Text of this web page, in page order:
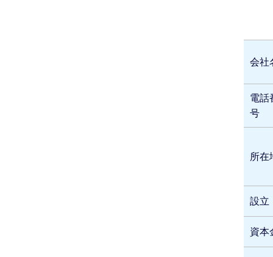
会社
電話
号
所在
設立
資本